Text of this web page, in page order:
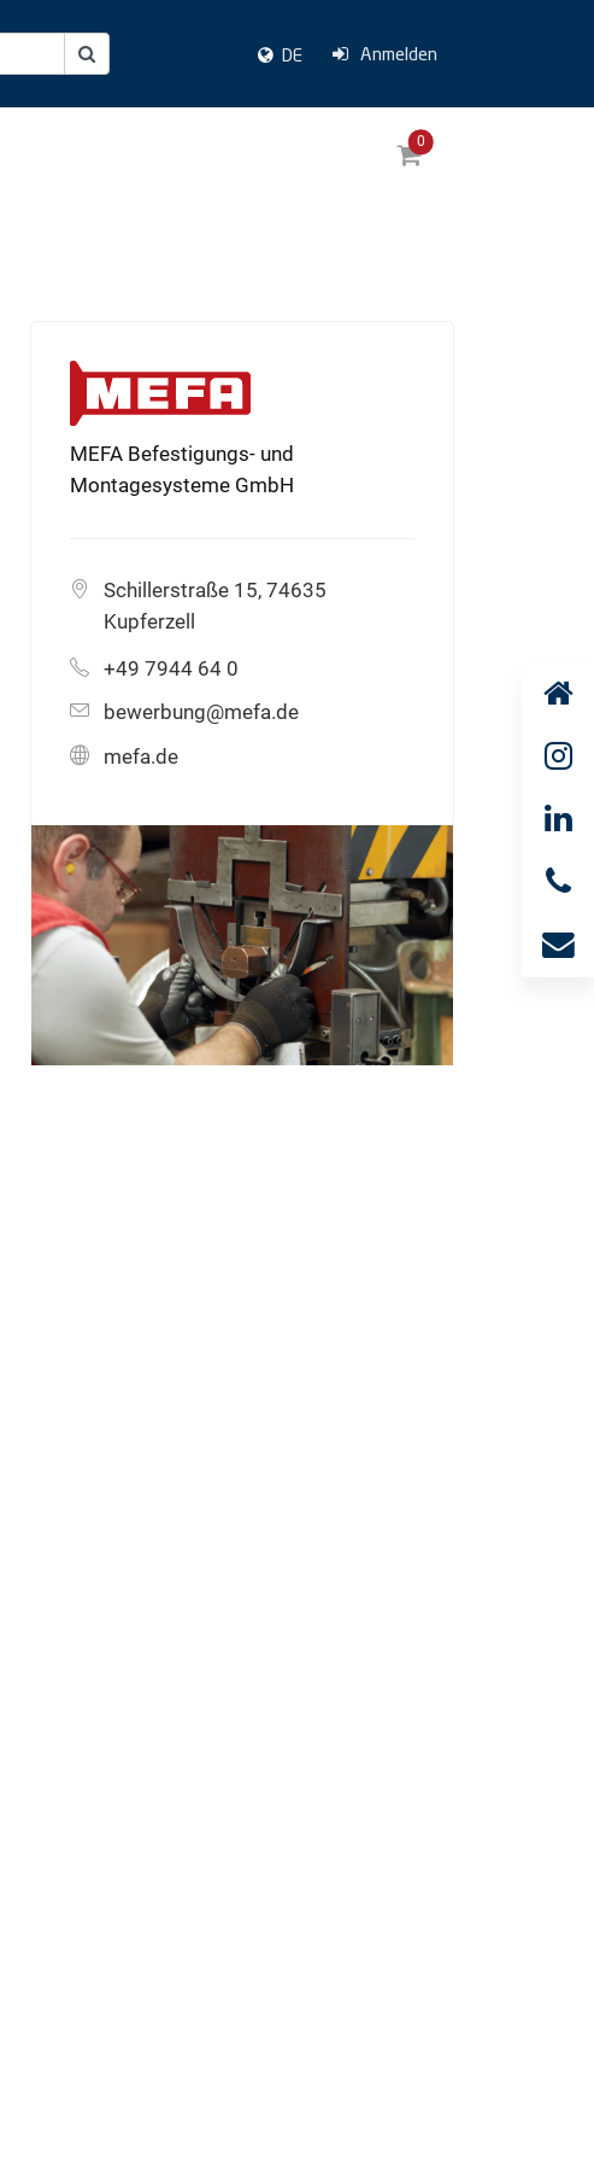
DE Anmelden
0
MEFA Befestigungs- und
Montagesysteme GmbH
Schillerstraße 15, 74635
Kupferzell
+49 7944 64 0
bewerbung@mefa.de
mefa.de